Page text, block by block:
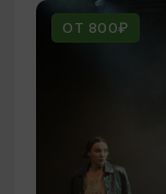
ОТ 800₽